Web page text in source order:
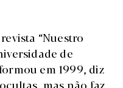
“Nuestro
de
em 1999, diz
mas não faz